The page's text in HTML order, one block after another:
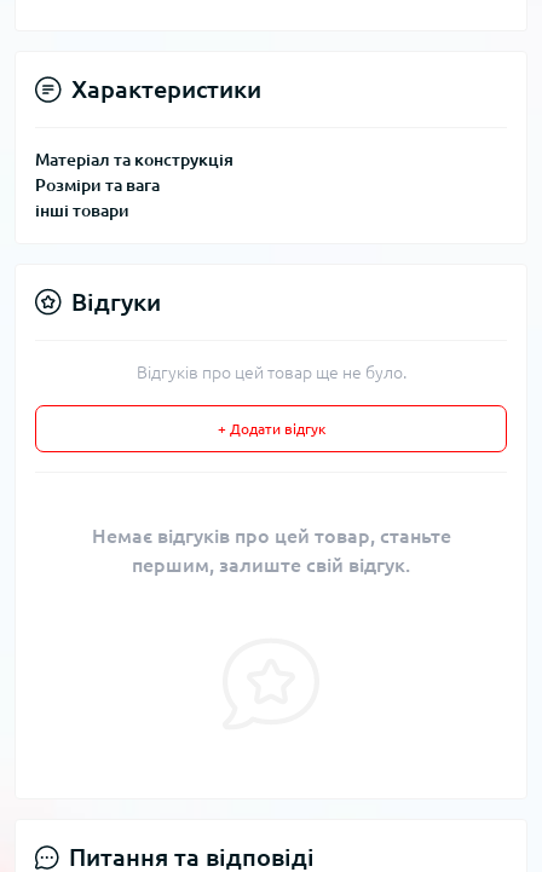
Характеристики
Матеріал та конструкція
Розміри та вага
інші товари
Відгуки
Відгуків про цей товар ще не було.
+ Додати відгук
Немає відгуків про цей товар, станьте
першим, залиште свій відгук.
Питання та відповіді